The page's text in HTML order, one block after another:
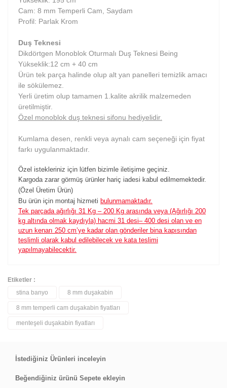
Cam: 8 mm Temperli Cam, Saydam
Profil: Parlak Krom
Duş Teknesi
Dikdörtgen Monoblok Oturmalı Duş Teknesi Being
Yükseklik:12 cm + 40 cm
Ürün tek parça halinde olup alt yan panelleri temizlik amacı
ile sökülemez.
Yerli üretim olup tamamen 1.kalite akrilik malzemeden
üretilmiştir.
Özel monoblok duş teknesi sifonu hediyelidir.
Kumlama desen, renkli veya aynalı cam seçeneği için fiyat
farkı uygulanmaktadır.
Özel istekleriniz için lütfen bizimle iletişime geçiniz.
Kargoda zarar görmüş ürünler hariç iadesi kabul edilmemektedir.
(Özel Üretim Ürün)
Bu ürün için montaj hizmeti bulunmamaktadır.
Tek parçada ağırlığı 31 Kg – 200 Kg arasında veya (Ağırlığı 200
kg altında olmak kaydıyla) hacmi 31 desi– 400 desi olan ve en
uzun kenarı 250 cm’ye kadar olan gönderiler bina kapısından
teslimli olarak kabul edilebilecek ve kata teslimi
yapılmayabilecektir.
Bu ürüne ilk yorumu siz yapın!
Etiketler :
stina banyo
8 mm duşakabin
8 mm temperli cam duşakabin fiyatları
menteşeli duşakabin fiyatları
İstediğiniz Ürünleri inceleyin
Beğendiğiniz ürünü Sepete ekleyin